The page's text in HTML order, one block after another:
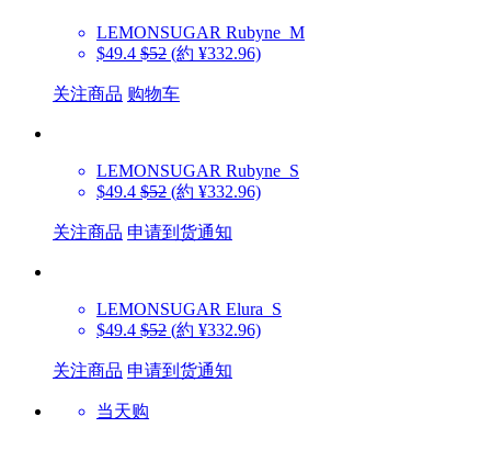
LEMONSUGAR Rubyne_M
$49.4 $52 (約 ¥332.96)
关注商品 购物车
LEMONSUGAR Rubyne_S
$49.4 $52 (約 ¥332.96)
关注商品 申请到货通知
LEMONSUGAR Elura_S
$49.4 $52 (約 ¥332.96)
关注商品 申请到货通知
当天购